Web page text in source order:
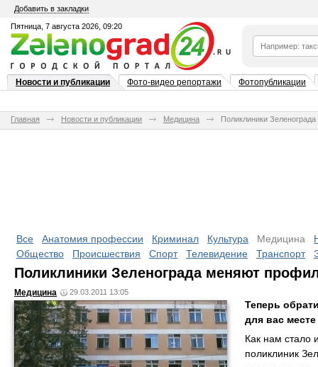
Добавить в закладки
Пятница, 7 августа 2026, 09:20
Новости и публикации Фото-видео репортажи Фотопубликации
Главная Новости и публикации Медицина Поликлиники
Все Анатомия профессии Криминал Культура Медицина
Общество
Происшествия Спорт Телевидение Транспорт
Поликлиники Зеленограда меняют
Медицина 29.03.2011 13:05
Теперь
для вас
Как нам стало
поликлиник